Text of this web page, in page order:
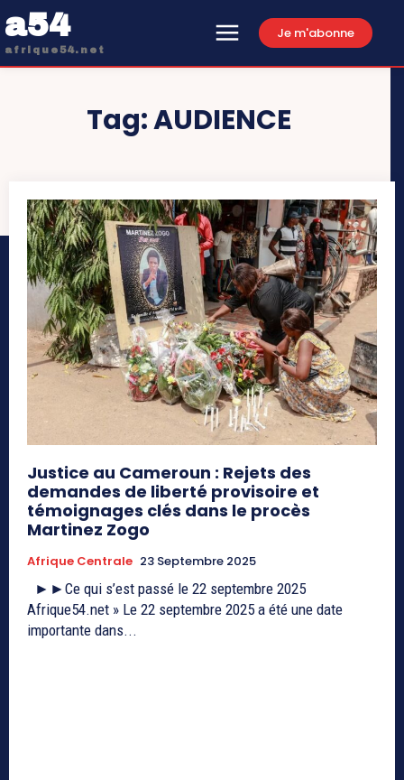
a54
afrique54.net
Je m'abonne
Tag:AUDIENCE
Justice au Cameroun : Rejets des
demandes de liberté provisoire et
témoignages clés dans le procès
Martinez Zogo
Afrique Centrale 23 Septembre 2025
Afrique54.net » Le 22 septembre 2025 a été une date
importante dans...